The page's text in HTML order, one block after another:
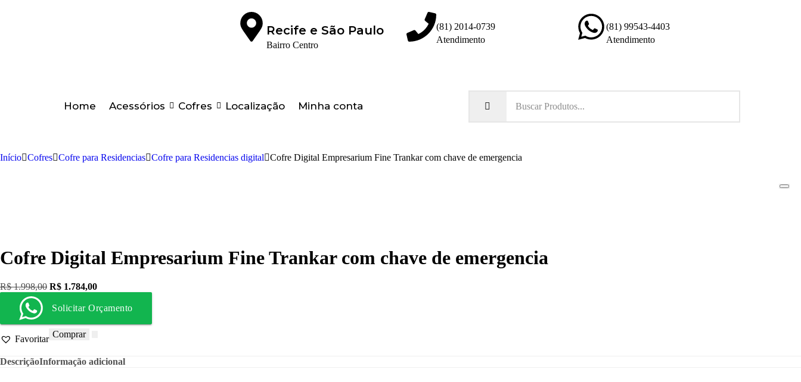
Recife e São Paulo
Bairro Centro
(81) 2014-0739
Atendimento
(81) 99543-4403
Atendimento
Home Acessórios Cofres Localização Minha conta
Início Cofres Cofre para Residencias Cofre para Residencias digital Cofre Digital Empresarium Fine Trankar com chave de emergencia
Cofre Digital Empresarium Fine Trankar com chave de emergencia
R$1.998,00 R$ 1.784,00
Solicitar Orçamento
Comprar
Favoritar
DescriçãoInformação adicional